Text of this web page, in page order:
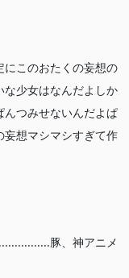
にこのおたくの妄想の
な少女はなんだよしか
んつみせないんだよぱ
妄想マシマシすぎて作
豚、神アニメ